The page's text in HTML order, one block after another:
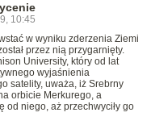
10:45
w wyniku zderzenia Ziemi
przez nią przygarnięty.
University, który od lat
wyjaśnienia
satelity, uważa, iż Srebrny
orbicie Merkurego, a
od niego, aż przechwyciły go